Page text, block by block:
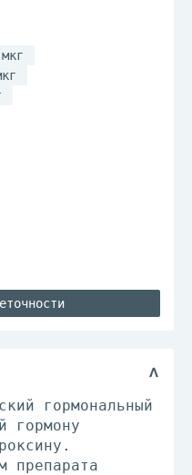
гормональный
гормону
препарата